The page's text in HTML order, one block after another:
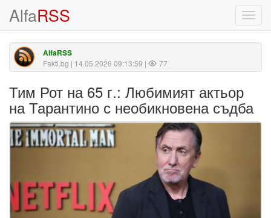
AlfaRSS
AlfaRSS
Fakti.bg | 14.05.2026 09:13:59 | 77
Тим Рот на 65 г.: Любимият актьор
на Тарантино с необикновена съдба